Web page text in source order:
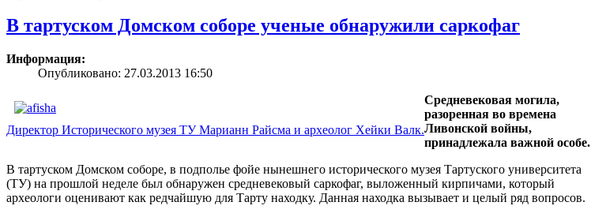
В тартуском Домском соборе ученые обнаружили саркофаг
Информация:
Опубликовано: 27.03.2013 16:50
Директор Исторического музея ТУ Марианн Райсма и археолог Хейки Валк.
Средневековая могила,
разоренная во времена
Ливонской войны,
принадлежала важной особе.
В тартуском Домском соборе, в подполье фойе нынешнего исторического музея Тартуского университета
(ТУ) на прошлой неделе был обнаружен средневековый саркофаг, выложенный кирпичами, который
археологи оценивают как редчайшую для Тарту находку. Данная находка вызывает и целый ряд вопросов.